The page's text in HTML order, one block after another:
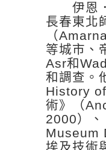
伊恩．
長春東北
（
等城市、
Asr和
和調查。
History
術》（
2000）
Museum
埃及技術